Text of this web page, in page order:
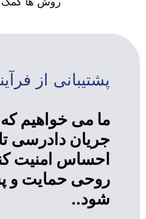
پشتیبانی از
ما می خواهیم
جریان دادرسی
احساس امنیت
روحی حمایت و
شود..